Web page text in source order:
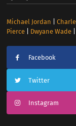
Michael Jordan
Pierce| Dwyane Wade|
Facebook
Twitter
Instagram